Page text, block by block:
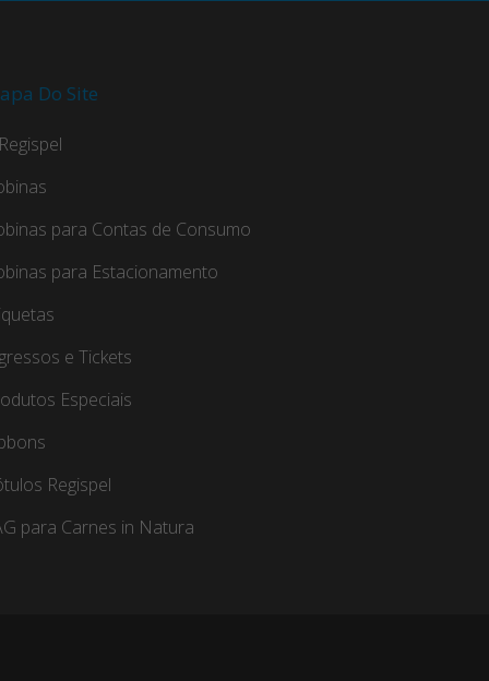
Do Site
para Contas de Consumo
para Estacionamento
e Tickets
Especiais
Regispel
para Carnes in Natura